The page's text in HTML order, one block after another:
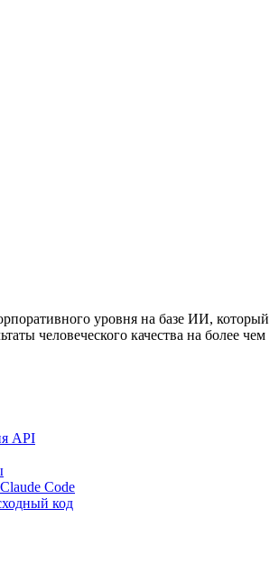
уровня на базе ИИ, который
человеческого качества на более чем
API
Code
код